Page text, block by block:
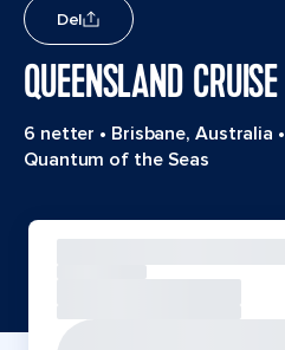
Del
QUEENSLAND CRUISE
6 netter • Brisbane, Australia •
Quantum of the Seas